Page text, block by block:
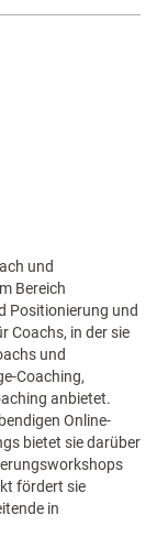
und
Bereich
Positionierung und
Coachs, in der sie
und
Coaching,
anbietet.
Online-
bietet sie darüber
fördert sie
in